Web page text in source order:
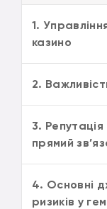
1.
казино
2.
3.
прямий
4. Основні
ризиків у